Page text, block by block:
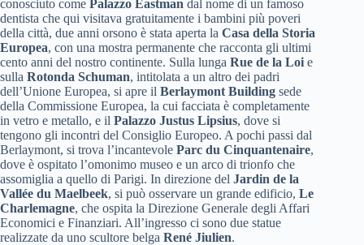
conosciuto come Palazzo Eastman dal nome di un famoso
dentista che qui visitava gratuitamente i bambini più poveri
della città, due anni orsono è stata aperta la Casa della Storia
Europea, con una mostra permanente che racconta gli ultimi
cento anni del nostro continente. Sulla lunga Rue de la Loi e
sulla Rotonda Schuman, intitolata a un altro dei padri
dell’Unione Europea, si apre il Berlaymont Building sede
della Commissione Europea, la cui facciata è completamente
in vetro e metallo, e il Palazzo Justus Lipsius, dove si
tengono gli incontri del Consiglio Europeo. A pochi passi dal
Berlaymont, si trova l’incantevole Parc du Cinquantenaire,
dove è ospitato l’omonimo museo e un arco di trionfo che
assomiglia a quello di Parigi. In direzione del Jardin de la
Vallée du Maelbeek, si può osservare un grande edificio, Le
Charlemagne, che ospita la Direzione Generale degli Affari
Economici e Finanziari. All’ingresso ci sono due statue
realizzate da uno scultore belga René Jiulien.